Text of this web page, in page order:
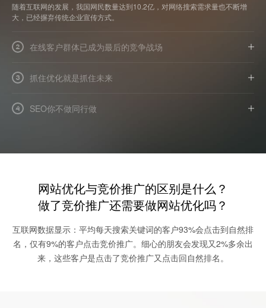
随着互联网的发展，我国网民数量达到10.2亿，对网络搜索需求量也不断增
大，已经摒弃传统企业宣传方式。
2 在线客户群体已成为最后的竞争战场
3 抓住优化就是抓住未来
4 SEO你不做同行做
网站优化与竞价推广的区别是什么？
做了竞价推广还需要做网站优化吗？
互联网数据显示：平均每天搜索关键词的客户93%会点击到自然排
名，仅有9%的客户点击竞价推广。细心的朋友会发现又2%多余出
来，这些客户是点击了竞价推广又点击回自然排名。